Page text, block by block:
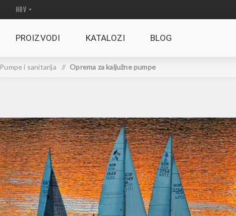
PROIZVODI KATALOZI BLOG
Pumpe i sanitarija / Oprema za kaljužne pumpe